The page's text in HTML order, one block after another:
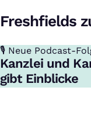
Freshfields
🎙️ Neue Podcast-
:
Kanzlei und
gibt Einblicke